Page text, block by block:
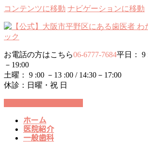
コンテンツに移動 ナビゲーションに移動
お電話の方はこちら06-6777-7684平日： 9
－19:00
土曜： 9 :00 －13 :00 / 14:30－17:00
休診：日曜・祝 日
ホーム
医院紹介
一般歯科